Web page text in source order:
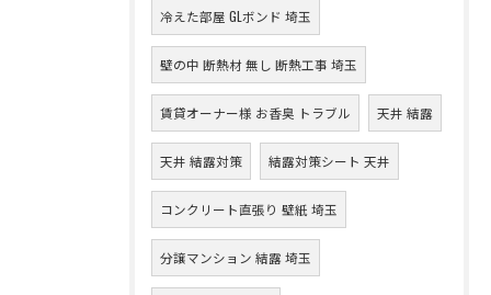
冷えた部屋 GLボンド 埼玉
壁の中 断熱材 無し 断熱工事 埼玉
賃貸オーナー様 お香臭 トラブル 天井 結露
天井 結露対策 結露対策シート 天井
コンクリート直張り 壁紙 埼玉
分譲マンション 結露 埼玉